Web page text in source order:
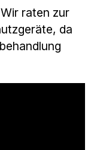
raten zur
da